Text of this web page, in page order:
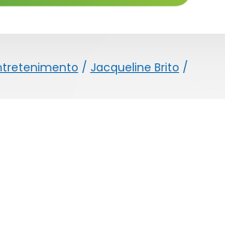
/ Jacqueline Brito /